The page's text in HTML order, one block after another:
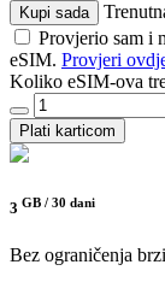
Kupi sada
Provjerio sam i
eSIM. Provjeri
Koliko eSIM-ova
Plati karticom
3 GB / 30 dani
Bez ograničenja